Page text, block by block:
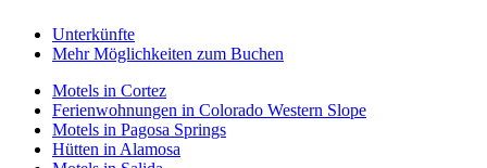
Unterkünfte
Mehr Möglichkeiten zum Buchen
Motels in Cortez
Ferienwohnungen in Colorado Western Slope
Motels in Pagosa Springs
Hütten in Alamosa